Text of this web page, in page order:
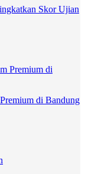
Skor Ujian
di Bandung